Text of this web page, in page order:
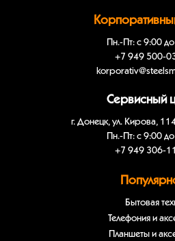
Пн.-Пт: с 9:00
+7 949 500-
Сервисный
г. Донецк, ул. Кирова,
Пн.-Пт: с 9:00
+7 949 306-
Бытовая
Телефония и
Планшеты и